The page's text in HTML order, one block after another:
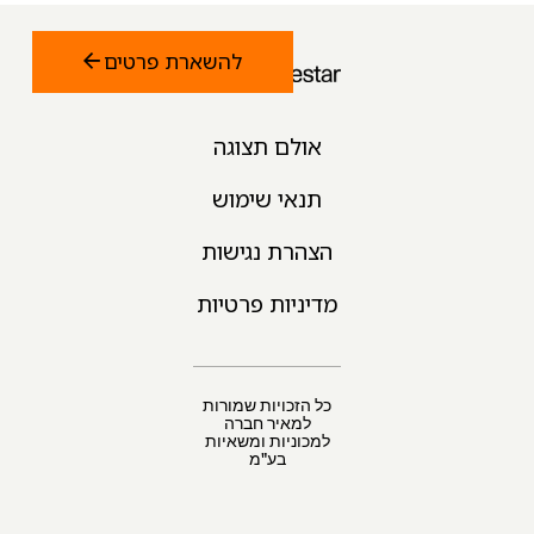
להשארת פרטים
אולם תצוגה
תנאי שימוש
הצהרת נגישות
מדיניות פרטיות
כל הזכויות שמורות
למאיר חברה
למכוניות ומשאיות
בע"מ